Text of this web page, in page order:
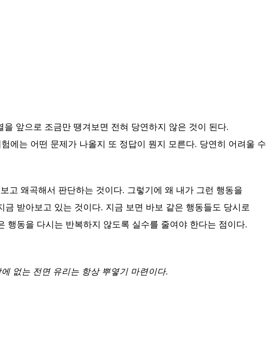
앞으로 조금만 땡겨보면 전혀 당연하지 않은 것이 된다.
에는 어떤 문제가 나올지 또 정답이 뭔지 모른다. 당연히 어려울 수
고 왜곡해서 판단하는 것이다. 그렇기에 왜 내가 그런 행동을
받아보고 있는 것이다. 지금 보면 바보 같은 행동들도 당시로
행동을 다시는 반복하지 않도록 실수를 줄여야 한다는 점이다.
없는 전면 유리는 항상 뿌옇기 마련이다.